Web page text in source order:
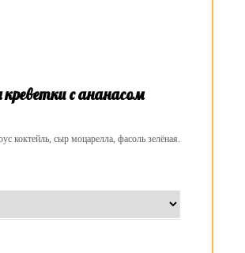
с ананасом
коктейль, сыр моцарелла, фасоль зелёная.